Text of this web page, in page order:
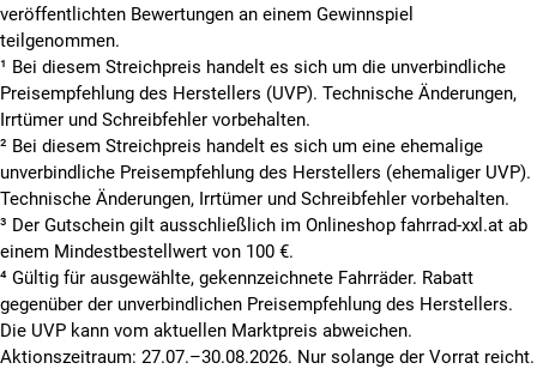
veröffentlichten Bewertungen an einem Gewinnspiel
teilgenommen.
¹ Bei diesem Streichpreis handelt es sich um die unverbindliche
Preisempfehlung des Herstellers (UVP). Technische Änderungen,
Irrtümer und Schreibfehler vorbehalten.
² Bei diesem Streichpreis handelt es sich um eine ehemalige
unverbindliche Preisempfehlung des Herstellers (ehemaliger UVP).
Technische Änderungen, Irrtümer und Schreibfehler vorbehalten.
³ Der Gutschein gilt ausschließlich im Onlineshop fahrrad-xxl.at ab
einem Mindestbestellwert von 100 €.
⁴ Gültig für ausgewählte, gekennzeichnete Fahrräder. Rabatt
gegenüber der unverbindlichen Preisempfehlung des Herstellers.
Die UVP kann vom aktuellen Marktpreis abweichen.
Aktionszeitraum: 27.07.–30.08.2026. Nur solange der Vorrat reicht.